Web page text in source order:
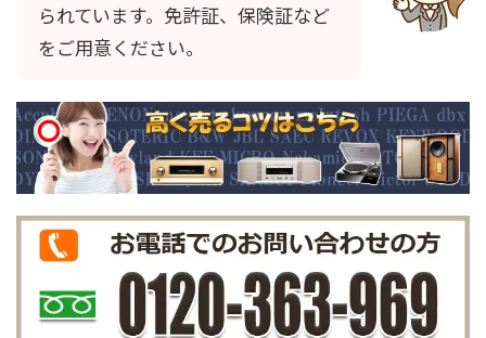
られています。免許証、保険証など
をご用意ください。